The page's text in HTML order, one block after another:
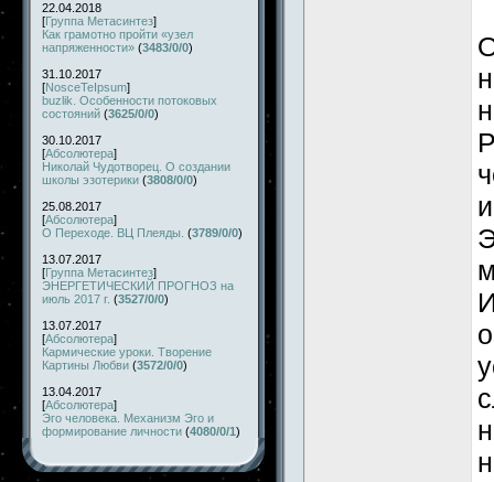
22.04.2018
[Группа Метасинтез]
Как грамотно пройти «узел
напряженности» (3483/0/0)
31.10.2017
[NosceTeIpsum]
buzlik. Особенности потоковых
состояний (3625/0/0)
30.10.2017
[Абсолютера]
Николай Чудотворец. О создании
школы эзотерики (3808/0/0)
25.08.2017
[Абсолютера]
О Переходе. ВЦ Плеяды. (3789/0/0)
13.07.2017
[Группа Метасинтез]
ЭНЕРГЕТИЧЕСКИЙ ПРОГНОЗ на
июль 2017 г. (3527/0/0)
13.07.2017
[Абсолютера]
Кармические уроки. Творение
Картины Любви (3572/0/0)
13.04.2017
[Абсолютера]
Эго человека. Механизм Эго и
формирование личности (4080/0/1)